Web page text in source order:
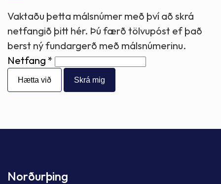
Leita
Vaktaðu þetta málsnúmer með því að skrá
netfangið þitt hér. Þú færð tölvupóst ef það
berst ný fundargerð með málsnúmerinu.
Netfang
Hætta við
Norðurþing